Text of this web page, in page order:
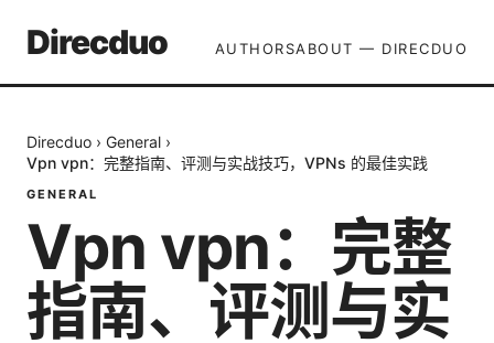
Direcduo AUTHORSABOUT — DIRECDUO
Direcduo › General ›
Vpn vpn：完整指南、评测与实战技巧，VPNs 的最佳实践
GENERAL
Vpn vpn：完整
指南、评测与实